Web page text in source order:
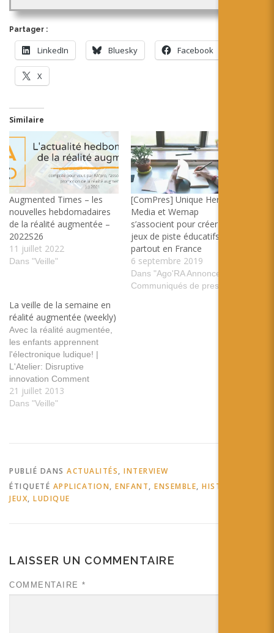
Partager :
LinkedIn Bluesky Facebook
X
Similaire
Augmented Times – les
nouvelles hebdomadaires
de la réalité augmentée –
2022S26
11 juillet 2022
Dans "Veille"
[ComPres] Unique Heritage
Media et Wemap
s’associent pour créer des
jeux de piste éducatifs
partout en France
6 septembre 2019
Dans "Ago'RA Annonces et
Communiqués de presse"
La veille de la semaine en
réalité augmentée (weekly)
Avec la réalité augmentée,
les enfants apprennent
l'électronique ludique! |
L'Atelier: Disruptive
innovation Comment
apprendre l'électronique
grâce à la réalité
d'Hatsune Miku en réalité
augmentée à Roppongi
Découvrez un concert de
Hatsune Miku en réalité
21 juillet 2013
Dans "Veille"
PUBLIÉ DANS ACTUALITÉS, INTERVIEW
ÉTIQUETÉ APPLICATION, ENFANT, ENSEMBLE, HISTOIRE
JEUX, LUDIQUE
LAISSER UN COMMENTAIRE
COMMENTAIRE *